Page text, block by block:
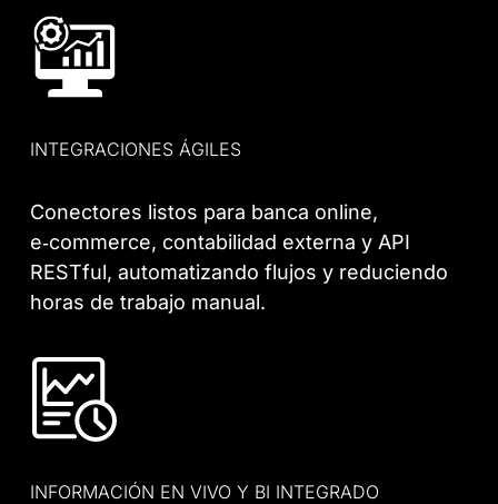
INTEGRACIONES ÁGILES
Conectores listos para banca online,
e‑commerce, contabilidad externa y API
RESTful, automatizando flujos y reduciendo
horas de trabajo manual.
INFORMACIÓN EN VIVO Y BI INTEGRADO